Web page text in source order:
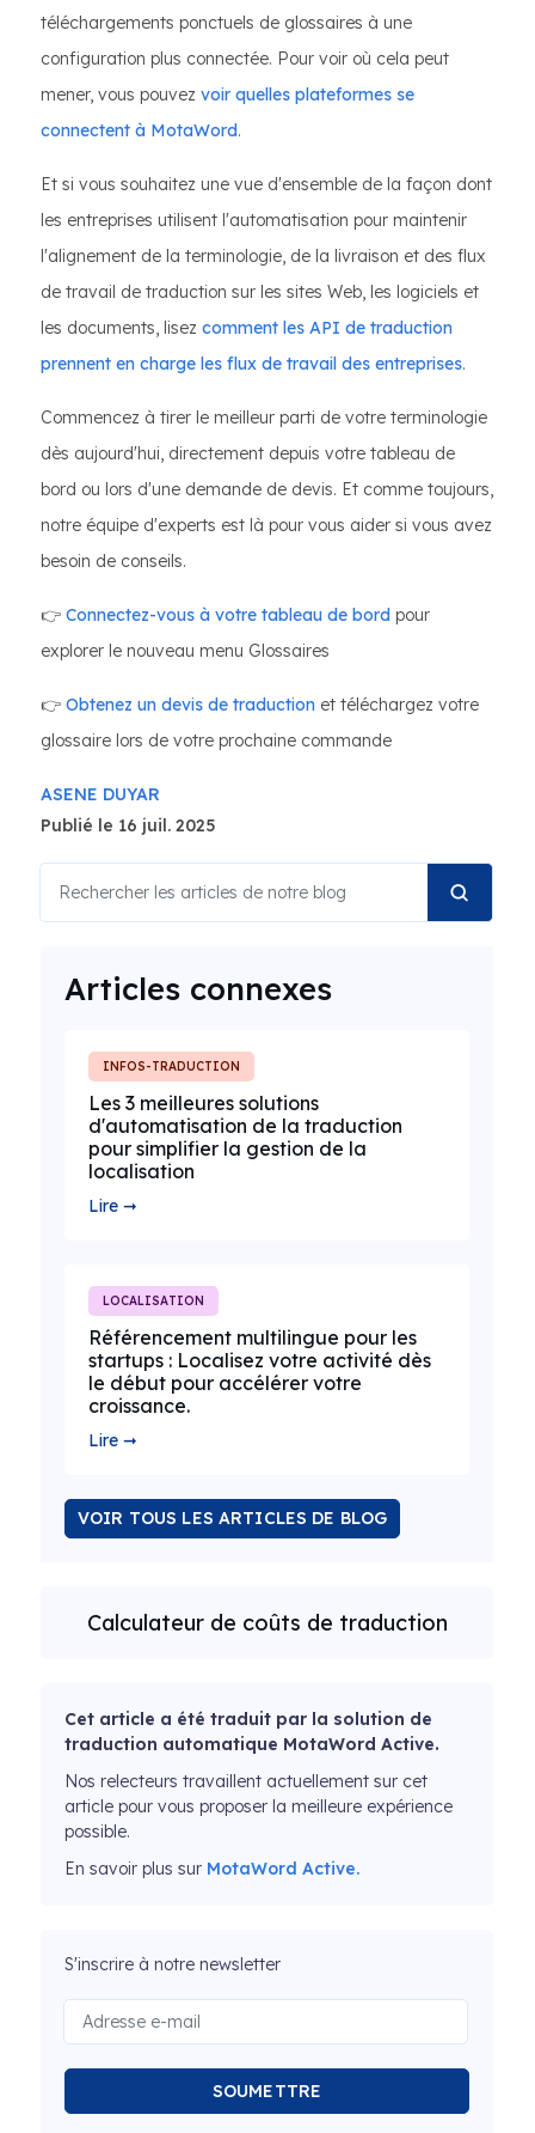
téléchargements ponctuels de glossaires à une
configuration plus connectée. Pour voir où cela peut
mener, vous pouvez voir quelles plateformes se
connectent à MotaWord.
Et si vous souhaitez une vue d'ensemble de la façon dont
les entreprises utilisent l'automatisation pour maintenir
l'alignement de la terminologie, de la livraison et des flux
de travail de traduction sur les sites Web, les logiciels et
les documents, lisez comment les API de traduction
prennent en charge les flux de travail des entreprises.
Commencez à tirer le meilleur parti de votre terminologie
dès aujourd'hui, directement depuis votre tableau de
bord ou lors d'une demande de devis. Et comme toujours,
notre équipe d'experts est là pour vous aider si vous avez
besoin de conseils.
👉 Connectez-vous à votre tableau de bord pour
explorer le nouveau menu Glossaires
👉 Obtenez un devis de traduction et téléchargez votre
glossaire lors de votre prochaine commande
ASENE DUYAR
Publié le 16 juil. 2025
Articles connexes
INFOS-TRADUCTION
Les 3 meilleures solutions
d'automatisation de la traduction
pour simplifier la gestion de la
localisation
Lire ➞
LOCALISATION
Référencement multilingue pour les
startups : Localisez votre activité dès
le début pour accélérer votre
croissance.
Lire ➞
VOIR TOUS LES ARTICLES DE BLOG
Calculateur de coûts de traduction
Cet article a été traduit par la solution de
traduction automatique MotaWord Active.
Nos relecteurs travaillent actuellement sur cet
article pour vous proposer la meilleure expérience
possible.
En savoir plus sur MotaWord Active.
S'inscrire à notre newsletter
SOUMETTRE